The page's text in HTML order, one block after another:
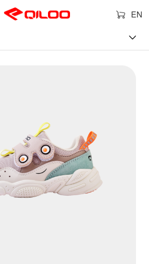
EN